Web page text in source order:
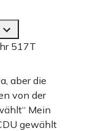
517T
aber die
von der
Mein
gewählt